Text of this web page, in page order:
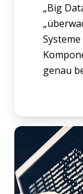
„Big
genau